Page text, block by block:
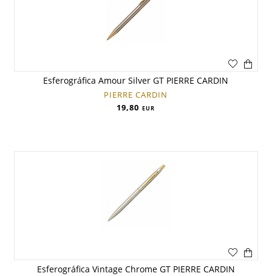
Esferográfica Amour Silver GT PIERRE CARDIN
PIERRE CARDIN
19,80 EUR
Esferográfica Vintage Chrome GT PIERRE CARDIN